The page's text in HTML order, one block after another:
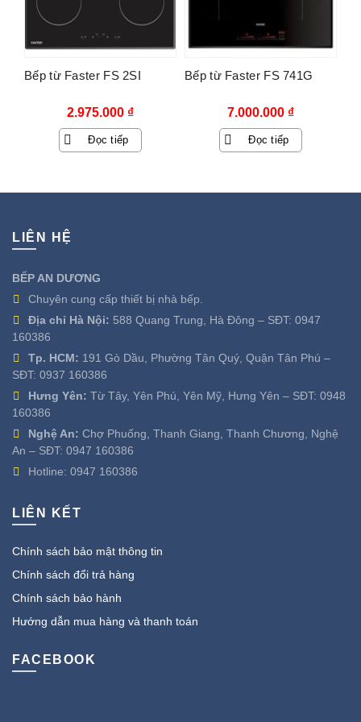
Bếp từ Faster FS 2SI
2.975.000 ₫
Đọc tiếp
Bếp từ Faster FS 741G
7.000.000 ₫
Đọc tiếp
LIÊN HỆ
BẾP AN DƯƠNG
Chuyên cung cấp thiết bị nhà bếp.
Địa chỉ Hà Nội: 588 Quang Trung, Hà Đông – SĐT: 0947
160386
Tp. HCM: 191 Gò Dầu, Phường Tân Quý, Quận Tân Phú –
SĐT: 0937 160386
Hưng Yên: Từ Tây, Yên Phú, Yên Mỹ, Hưng Yên – SĐT: 0948
160386
Nghệ An: Chợ Phuống, Thanh Giang, Thanh Chương, Nghệ
An – SĐT: 0947 160386
Hotline: 0947 160386
LIÊN KẾT
Chính sách bảo mật thông tin
Chính sách đổi trả hàng
Chính sách bảo hành
Hướng dẫn mua hàng và thanh toán
FACEBOOK